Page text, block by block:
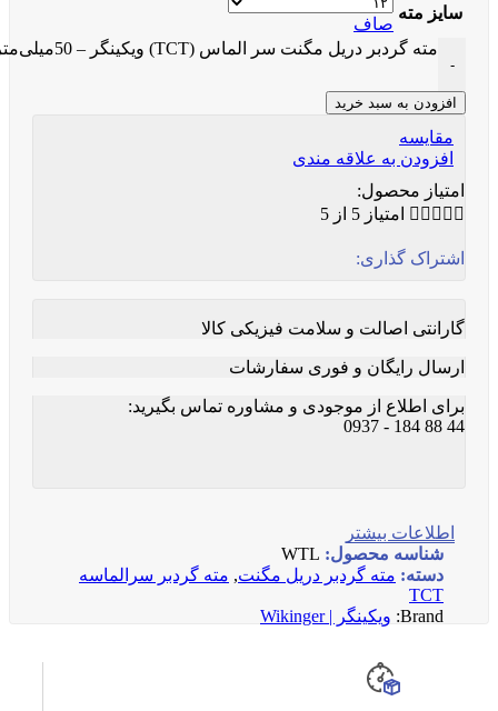
سایز مته
صاف
-
مته گردبر دریل مگنت سر الماس (TCT) ویکینگر – 50میلی‌متر عدد
افزودن به سبد خرید
مقایسه
افزودن به علاقه مندی
امتیاز محصول:
     امتیاز 5 از 5
اشتراک گذاری:
گارانتی اصالت و سلامت فیزیکی کالا
ارسال رایگان و فوری سفارشات
برای اطلاع از موجودی و مشاوره تماس بگیرید:
44 88 184 - 0937
اطلاعات بیشتر
شناسه محصول: WTL
دسته: مته گردبر دریل مگنت, مته گردبر سرالماسه
TCT
Brand: ویکینگر | Wikinger